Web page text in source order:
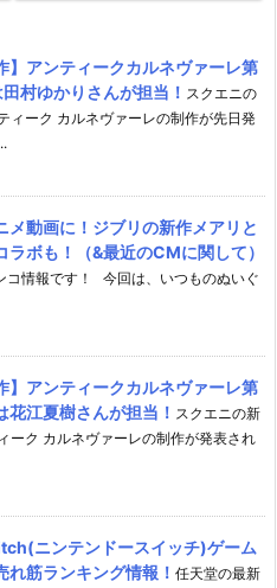
】アンティークカルネヴァーレ第
村ゆかりさんが担当！ スクエニの
ィーク カルネヴァーレの制作が先日発
メ動画に！ジブリの新作メアリと
ラボも！（&最近のCMに関して）
コ情報です！ 今回は、いつものぬいぐ
】アンティークカルネヴァーレ第
花江夏樹さんが担当！ スクエニの新
ーク カルネヴァーレの制作が発表され
ニンテンドースイッチ)ゲーム
れ筋ランキング情報！ 任天堂の最新